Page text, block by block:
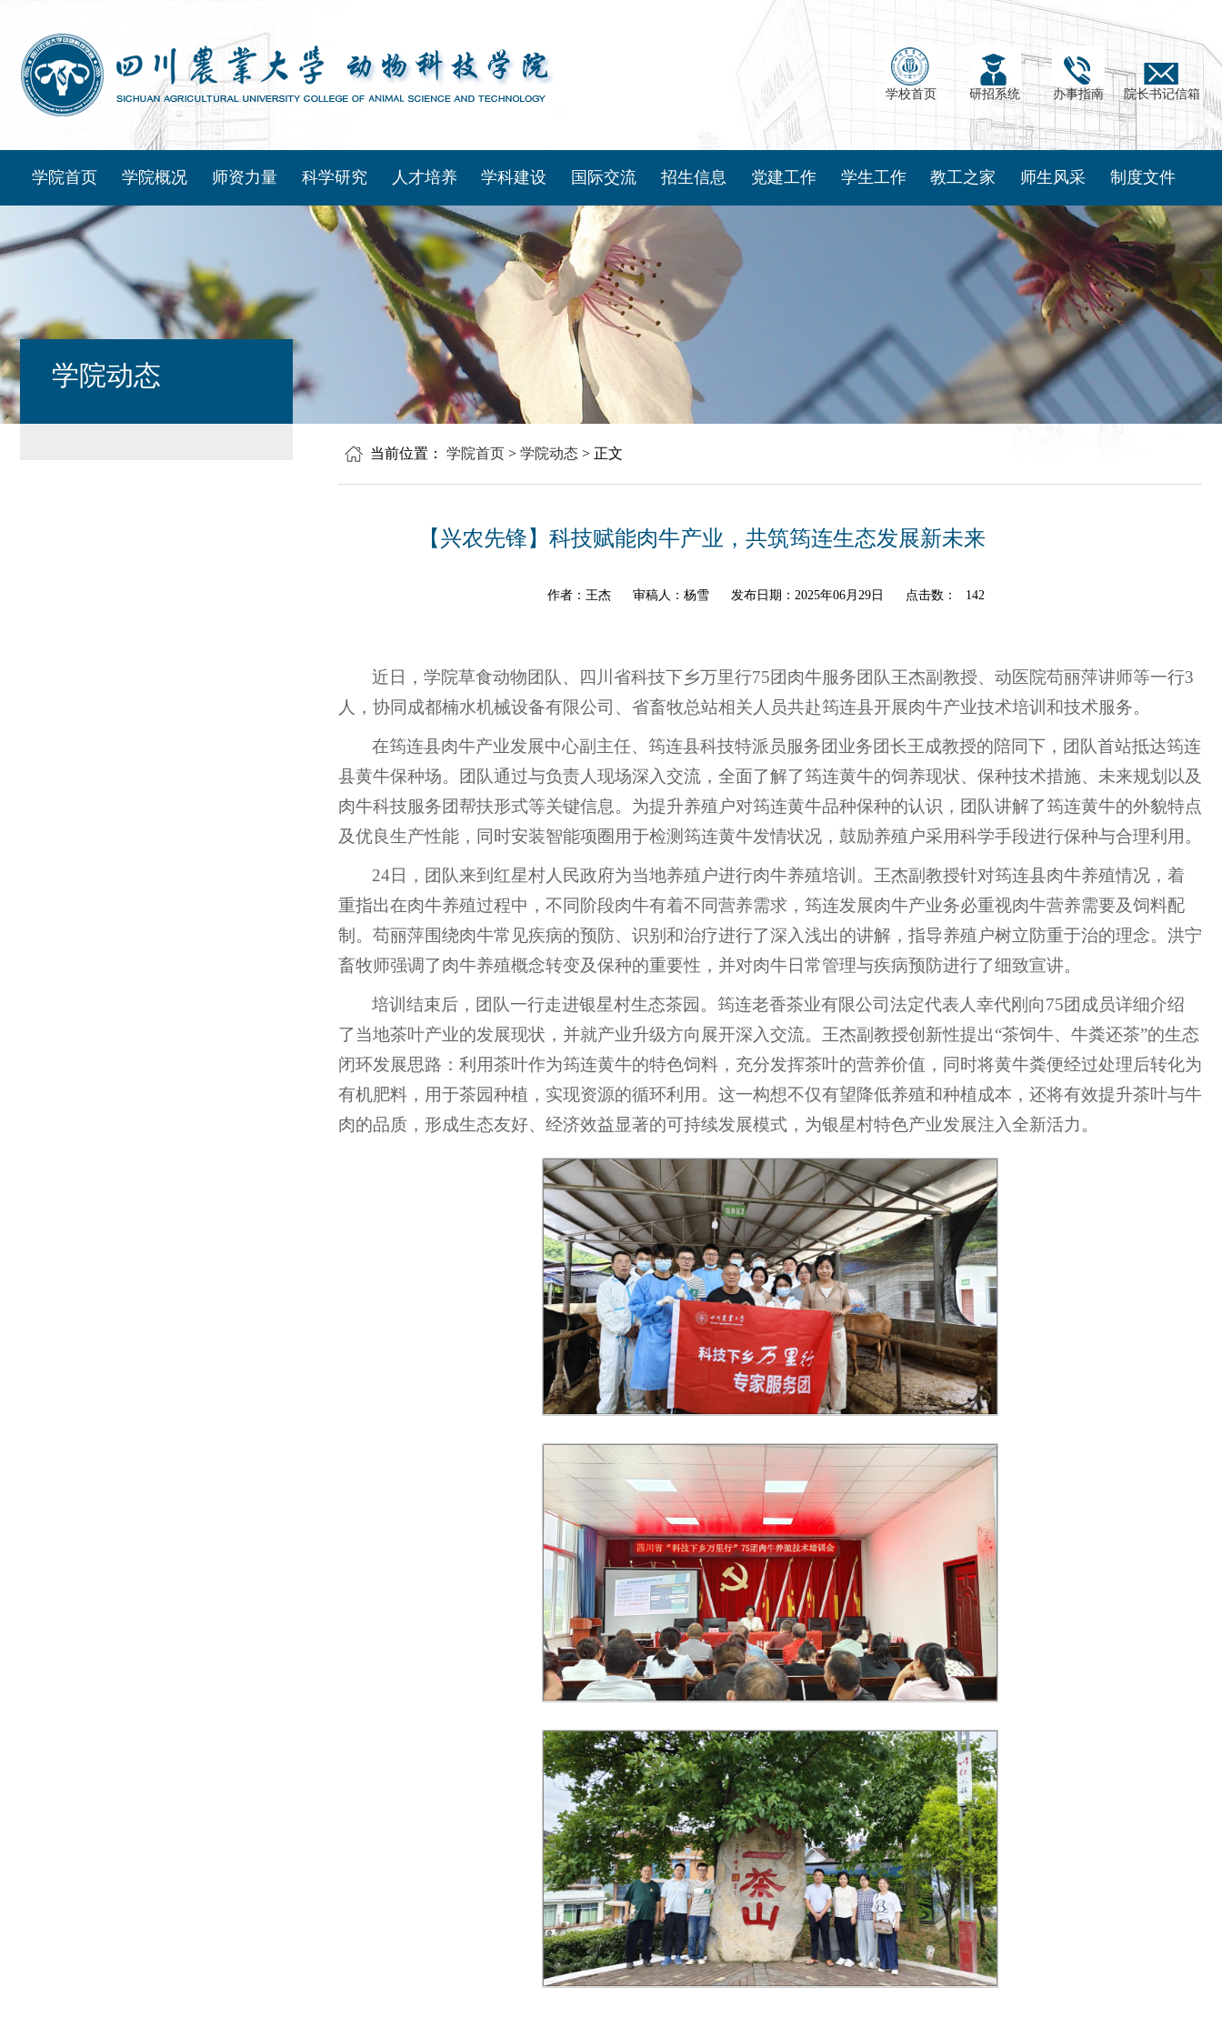
学校首页 研招系统 办事指南 院长书记信箱
学院首页 学院概况 师资力量 科学研究 人才培养 学科建设 国际交流 招生信息 党建工作 学生工作 教工之家 师生风采 制度文件
学院动态
当前位置： 学院首页 > 学院动态 > 正文
【兴农先锋】科技赋能肉牛产业，共筑筠连生态发展新未来
作者：王杰 审稿人：杨雪 发布日期：2025年06月29日 点击数： 142
近日，学院草食动物团队、四川省科技下乡万里行75团肉牛服务团队王杰副教授、动医院苟丽萍讲师等一行3
人，协同成都楠水机械设备有限公司、省畜牧总站相关人员共赴筠连县开展肉牛产业技术培训和技术服务。
在筠连县肉牛产业发展中心副主任、筠连县科技特派员服务团业务团长王成教授的陪同下，团队首站抵达筠连
县黄牛保种场。团队通过与负责人现场深入交流，全面了解了筠连黄牛的饲养现状、保种技术措施、未来规划以及
肉牛科技服务团帮扶形式等关键信息。为提升养殖户对筠连黄牛品种保种的认识，团队讲解了筠连黄牛的外貌特点
及优良生产性能，同时安装智能项圈用于检测筠连黄牛发情状况，鼓励养殖户采用科学手段进行保种与合理利用。
24日，团队来到红星村人民政府为当地养殖户进行肉牛养殖培训。王杰副教授针对筠连县肉牛养殖情况，着
重指出在肉牛养殖过程中，不同阶段肉牛有着不同营养需求，筠连发展肉牛产业务必重视肉牛营养需要及饲料配
制。苟丽萍围绕肉牛常见疾病的预防、识别和治疗进行了深入浅出的讲解，指导养殖户树立防重于治的理念。洪宁
畜牧师强调了肉牛养殖概念转变及保种的重要性，并对肉牛日常管理与疾病预防进行了细致宣讲。
培训结束后，团队一行走进银星村生态茶园。筠连老香茶业有限公司法定代表人幸代刚向75团成员详细介绍
了当地茶叶产业的发展现状，并就产业升级方向展开深入交流。王杰副教授创新性提出“茶饲牛、牛粪还茶”的生态
闭环发展思路：利用茶叶作为筠连黄牛的特色饲料，充分发挥茶叶的营养价值，同时将黄牛粪便经过处理后转化为
有机肥料，用于茶园种植，实现资源的循环利用。这一构想不仅有望降低养殖和种植成本，还将有效提升茶叶与牛
肉的品质，形成生态友好、经济效益显著的可持续发展模式，为银星村特色产业发展注入全新活力。